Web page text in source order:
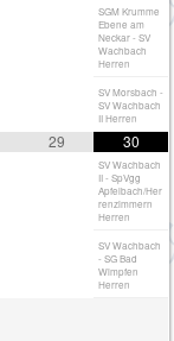
SGM Krumme
Ebene am
Neckar - SV
Wachbach
Herren
SV Morsbach -
SV Wachbach
II Herren
29 30
SV Wachbach
II - SpVgg
Apfelbach/Her
renzimmern
Herren
SV Wachbach
- SG Bad
Wimpfen
Herren